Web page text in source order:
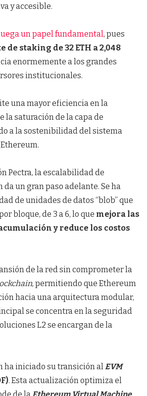
y accesible.
un papel fundamental, pues
staking de 32 ETH a 2,048
enormemente a los grandes
institucionales.
una mayor eficiencia en la
la saturación de la capa de
a la sostenibilidad del sistema
Pectra, la escalabilidad de
un gran paso adelante. Se ha
de unidades de datos “blob” que
bloque, de 3 a 6, lo que mejora las
y reduce los costos
de la red sin comprometer la
, permitiendo que Ethereum
hacia una arquitectura modular,
se concentra en la seguridad
L2 se encargan de la
ha iniciado su transición alEVM
. Esta actualización optimiza el